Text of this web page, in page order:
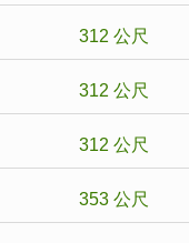
312 公尺
312 公尺
312 公尺
353 公尺